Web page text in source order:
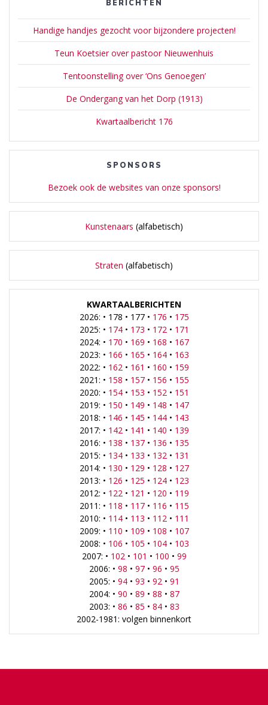
BERICHTEN
Handige handjes gezocht voor bijzondere projecten!
Teun Koetsier over pastoor Nieuwenhuis
Tentoonstelling over ‘Ons Genoegen’
De Ondergang van het Dorp (1913)
Kwartaalbericht 176
SPONSORS
Bezoek ook de websites van onze sponsors!
Kunstenaars (alfabetisch)
Straten (alfabetisch)
KWARTAALBERICHTEN
2026: • 178 • 177 • 176 • 175
2025: • 174• 173 • 172• 171
2024: • 170 • 169 • 168 • 167
2023: • 166 • 165 • 164• 163
2022: • 162• 161 • 160 • 159
2021: • 158 • 157• 156 • 155
2020: • 154• 153 • 152• 151
2019: • 150 • 149 • 148 • 147
2018: • 146 • 145 • 144• 143
2017: • 142• 141 • 140 • 139
2016: • 138 • 137• 136 • 135
2015: • 134• 133 • 132• 131
2014: • 130 • 129 • 128 • 127
2013: • 126 • 125 • 124• 123
2012: • 122• 121 • 120 • 119
2011: • 118 • 117• 116 • 115
2010: • 114• 113 • 112• 111
2009: • 110 • 109 • 108 • 107
2008: • 106 • 105 • 104• 103
2007: • 102• 101 • 100 • 99
2006: • 98 • 97• 96 • 95
2005: • 94• 93 • 92• 91
2004: • 90 • 89 • 88 • 87
2003: • 86 • 85 • 84• 83
2002-1981: volgen binnenkort